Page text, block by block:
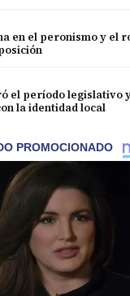
en el peronismo y el
el período legislativo
la identidad local